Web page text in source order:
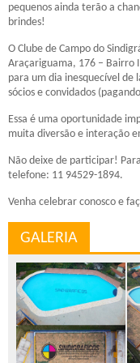
pequenos ainda terão a
brindes!
O Clube de Campo do
Araçariguama, 176 – Bairro
para um dia inesquecível
sócios e convidados
Essa é uma oportunidade
muita diversão e interação
Não deixe de participar!
telefone: 11 94529-1894.
Venha celebrar conosco e
GALERIA